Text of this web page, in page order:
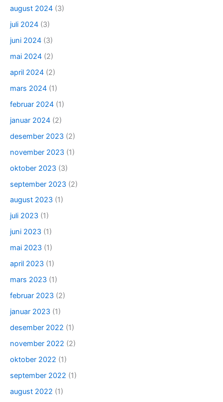
august 2024 (3)
juli 2024 (3)
juni 2024 (3)
mai 2024 (2)
april 2024 (2)
mars 2024 (1)
februar 2024 (1)
januar 2024 (2)
desember 2023 (2)
november 2023 (1)
oktober 2023 (3)
september 2023 (2)
august 2023 (1)
juli 2023 (1)
juni 2023 (1)
mai 2023 (1)
april 2023 (1)
mars 2023 (1)
februar 2023 (2)
januar 2023 (1)
desember 2022 (1)
november 2022 (2)
oktober 2022 (1)
september 2022 (1)
august 2022 (1)